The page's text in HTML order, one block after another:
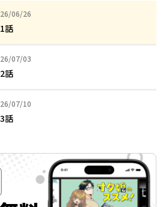
06/26
年06月26日
話
07/03
年07月03日
話
07/10
年07月10日
話